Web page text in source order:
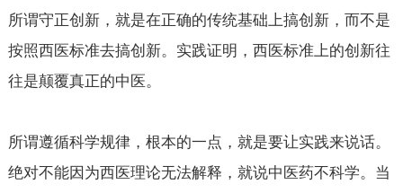
所谓守正创新，就是在正确的传统基础上搞创新，而不是
按照西医标准去搞创新。实践证明，西医标准上的创新往
往是颠覆真正的中医。
所谓遵循科学规律，根本的一点，就是要让实践来说话。
绝对不能因为西医理论无法解释，就说中医药不科学。当